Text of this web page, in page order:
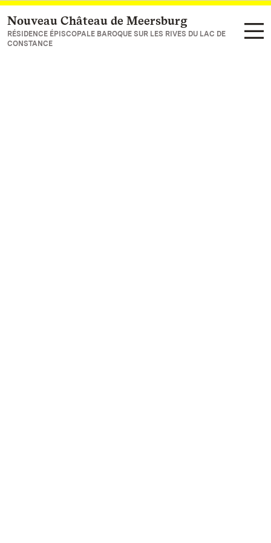
Vers la page d’accueil
Nouveau Château de Meersburg
RÉSIDENCE ÉPISCOPALE BAROQUE SUR LES RIVES DU LAC DE
CONSTANCE